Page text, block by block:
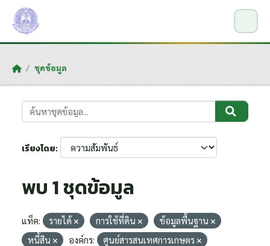
Skip to main content
ชุดข้อมูล
เรียงโดย
พบ 1 ชุดข้อมูล
แท็ค: รายได้ การใช้ที่ดิน
ข้อมูลพื้นฐาน
หนี้สิน
องค์กร: ศูนย์สารสนเทศการเกษตร